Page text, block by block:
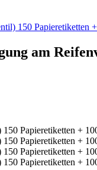
150 Papieretiketten
am